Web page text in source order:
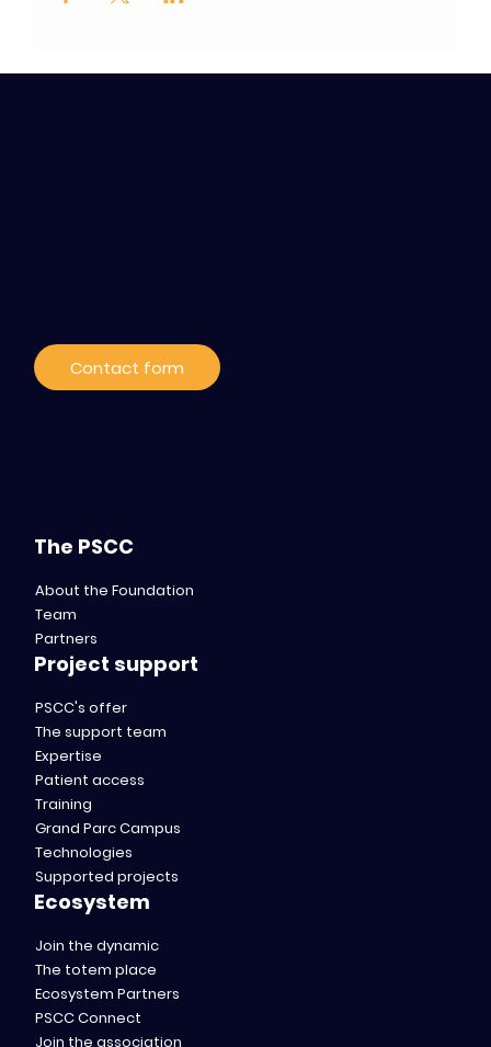
Contact form
The PSCC
About the Foundation
Team
Partners
Project support
PSCC's offer
The support team
Expertise
Patient access
Training
Grand Parc Campus
Technologies
Supported projects
Ecosystem
Join the dynamic
The totem place
Ecosystem Partners
PSCC Connect
Join the association